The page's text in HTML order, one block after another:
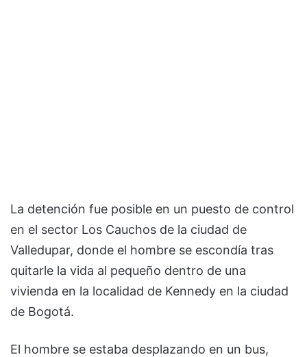
La detención fue posible en un puesto de control
en el sector Los Cauchos de la ciudad de
Valledupar, donde el hombre se escondía tras
quitarle la vida al pequeño dentro de una
vivienda en la localidad de Kennedy en la ciudad
de Bogotá.
El hombre se estaba desplazando en un bus,